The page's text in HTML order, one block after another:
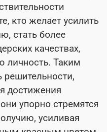
кто желает усилить
стать более
качествах,
личность. Таким
достижения
упорно стремятся
усиливая